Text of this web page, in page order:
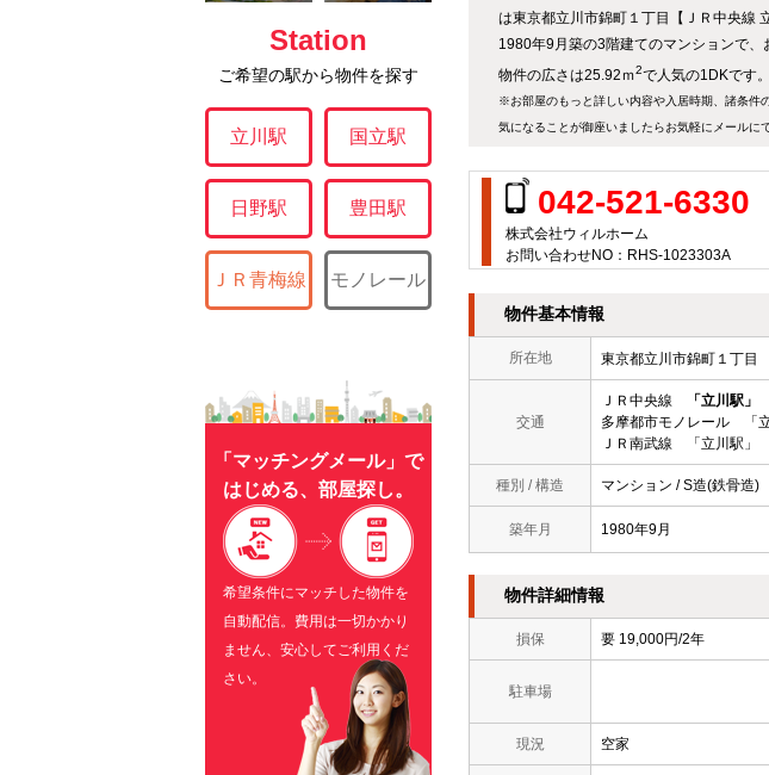
は東京都立川市錦町１丁目【ＪＲ中央線
1980年9月築の3階建てのマンションで、
物件の広さは25.92ｍ2で人気の1DKです。
※お部屋のもっと詳しい内容や入居時期、諸条件
気になることが御座いましたらお気軽にメールに
042-521-6330
株式会社ウィルホーム
お問い合わせNO：RHS-1023303A
物件基本情報
所在地 東京都立川市錦町１丁目
交通
ＪＲ中央線 「立川駅」
多摩都市モノレール 「
ＪＲ南武線 「立川駅」
種別 / 構造 マンション / S造(鉄骨造)
築年月 1980年9月
物件詳細情報
損保 要 19,000円/2年
駐車場
現況 空家
Station
ご希望の駅から物件を探す
立川駅 国立駅
日野駅 豊田駅
ＪＲ青梅線 モノレール
「マッチングメール」で
はじめる、部屋探し。
希望条件にマッチした物件を
自動配信。費用は一切かかり
ません、安心してご利用くだ
さい。